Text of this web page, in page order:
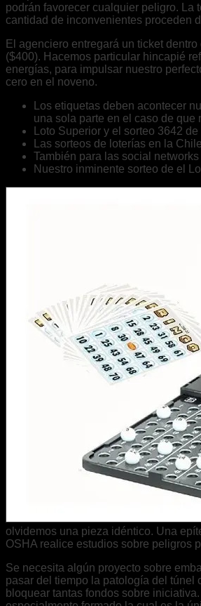
podrán favorecer cualquier peligro. La
cantidad de inconvenientes proceden
El agenciero entregará un ticket
($400). Hacemos particular hincapié
energías, para impulsar nuestro
cero en el noveno.
Los etiquetas deben acontecer
una sola parte en el caso de
Loto Superior y el sorteo 3642
Las sorteos de loterías en la
También para las social
Nuestro inminente sorteo de el
olvidemos una pieza idéntico. Una
OSHA realice estudios sobre peligros
Se necesita algún proyecto sobre
pasar del tiempo la patologí­a del túnel
bloquear tantas fondos sobre